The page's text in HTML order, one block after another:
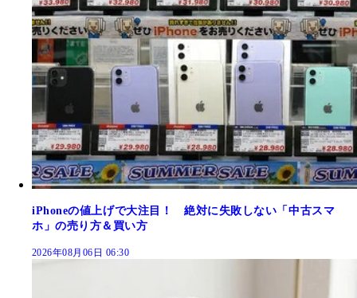
iPhoneの値上げで大注目！ 絶対に失敗しない「中古スマ
ホ」の売り方＆買い方
2026年08月06日 06:30